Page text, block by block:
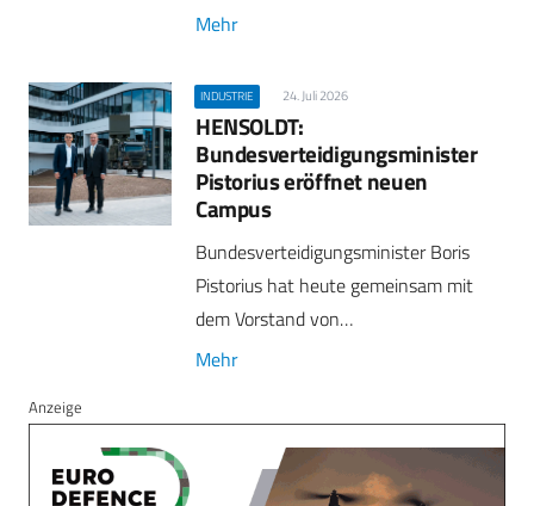
Mehr
INDUSTRIE 24. Juli 2026
HENSOLDT:
Bundesverteidigungsminister
Pistorius eröffnet neuen
Campus
Bundesverteidigungsminister Boris
Pistorius hat heute gemeinsam mit
dem Vorstand von…
Mehr
Anzeige